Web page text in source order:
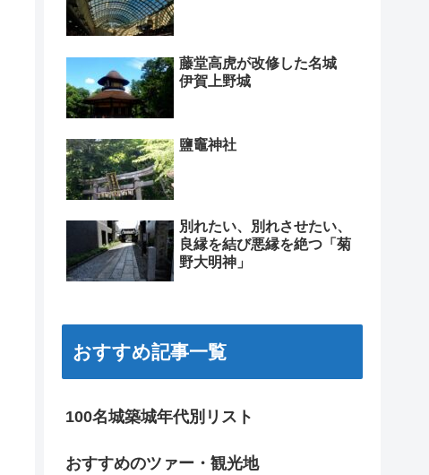
藤堂高虎が改修した名城
伊賀上野城
鹽竈神社
別れたい、別れさせたい、
良縁を結び悪縁を絶つ「菊
野大明神」
おすすめ記事一覧
100名城築城年代別リスト
おすすめのツァー・観光地